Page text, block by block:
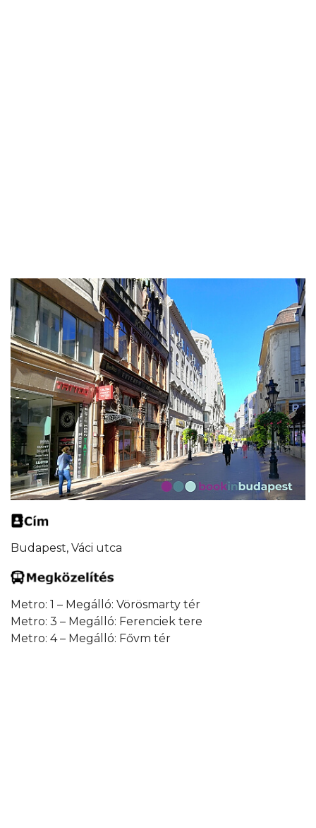
Budapest, Váci utca
Metro: 1 – Megálló: Vörösmarty tér
Metro: 3 – Megálló: Ferenciek tere
Metro: 4 – Megálló: Fővm tér